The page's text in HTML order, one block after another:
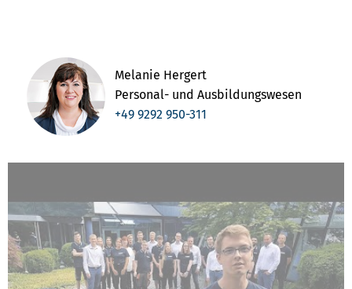
Melanie Hergert
Personal- und Ausbildungswesen
+49 9292 950-311